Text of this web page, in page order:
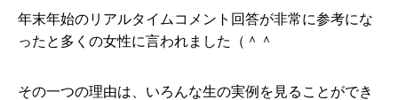
年末年始のリアルタイムコメント回答が非常に参考にな
ったと多くの女性に言われました（＾＾
その一つの理由は、いろんな生の実例を見ることができ